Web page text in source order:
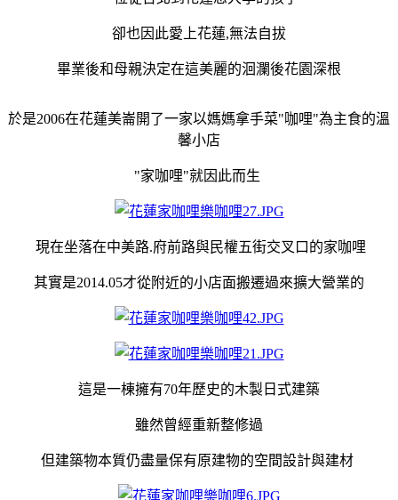
卻也因此愛上花蓮,無法自拔
畢業後和母親決定在這美麗的洄瀾後花園深根
於是2006在花蓮美崙開了一家以媽媽拿手菜"咖哩"為主食的溫
馨小店
"家咖哩"就因此而生
現在坐落在中美路.府前路與民權五街交叉口的家咖哩
其實是2014.05才從附近的小店面搬遷過來擴大營業的
這是一棟擁有70年歷史的木製日式建築
雖然曾經重新整修過
但建築物本質仍盡量保有原建物的空間設計與建材